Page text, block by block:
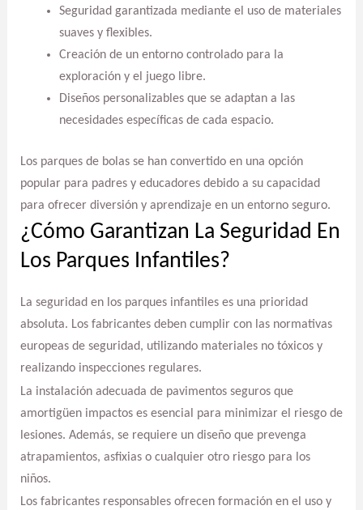
Seguridad garantizada mediante el uso de materiales
suaves y flexibles.
Creación de un entorno controlado para la
exploración y el juego libre.
Diseños personalizables que se adaptan a las
necesidades específicas de cada espacio.
Los parques de bolas se han convertido en una opción
popular para padres y educadores debido a su capacidad
para ofrecer diversión y aprendizaje en un entorno seguro.
¿Cómo Garantizan La Seguridad En
Los Parques Infantiles?
La seguridad en los parques infantiles es una prioridad
absoluta. Los fabricantes deben cumplir con las normativas
europeas de seguridad, utilizando materiales no tóxicos y
realizando inspecciones regulares.
La instalación adecuada de pavimentos seguros que
amortigüen impactos es esencial para minimizar el riesgo de
lesiones. Además, se requiere un diseño que prevenga
atrapamientos, asfixias o cualquier otro riesgo para los
niños.
Los fabricantes responsables ofrecen formación en el uso y